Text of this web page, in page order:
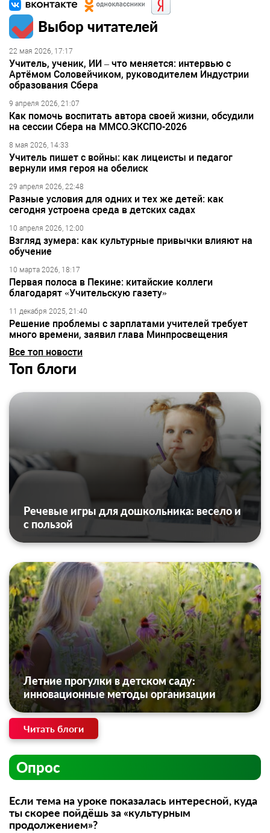
Выбор читателей
22 мая 2026, 17:17
Учитель, ученик, ИИ – что меняется: интервью с
Артёмом Соловейчиком, руководителем Индустрии
образования Сбера
9 апреля 2026, 21:07
Как помочь воспитать автора своей жизни, обсудили
на сессии Сбера на ММСО.ЭКСПО-2026
8 мая 2026, 14:33
Учитель пишет с войны: как лицеисты и педагог
вернули имя героя на обелиск
29 апреля 2026, 22:48
Разные условия для одних и тех же детей: как
сегодня устроена среда в детских садах
10 апреля 2026, 12:00
Взгляд зумера: как культурные привычки влияют на
обучение
10 марта 2026, 18:17
Первая полоса в Пекине: китайские коллеги
благодарят «Учительскую газету»
11 декабря 2025, 21:40
Решение проблемы с зарплатами учителей требует
много времени, заявил глава Минпросвещения
Все топ новости
Топ блоги
Речевые игры для дошкольника: весело и
с пользой
Летние прогулки в детском саду:
инновационные методы организации
Читать блоги
Опрос
Если тема на уроке показалась интересной, куда
ты скорее пойдёшь за «культурным
продолжением»?